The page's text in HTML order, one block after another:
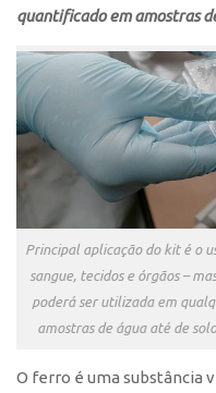
Polo Ribeirão
Polo São Carlos
Programas
Bolsa
Bolsa Startup
PGI-USP
Conexão USP
Conexão Inter-
Inteligência
quantificado em amostras
Principal aplicação do kit é o
sangue, tecidos e órgãos –
poderá ser utilizada em
amostras de água até de
O ferro é uma substância